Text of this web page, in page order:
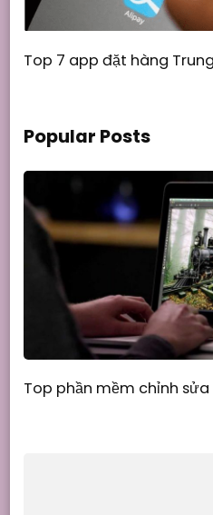
Top 7 app đặt hàng
Popular Posts
Top phần mềm chỉnh sửa